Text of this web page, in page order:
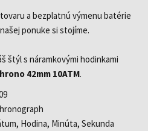
a bezplatnú výmenu batérie
ponuke si stojíme.
štýl s náramkovými hodinkami
42mm 10ATM.
Hodina, Minúta, Sekunda